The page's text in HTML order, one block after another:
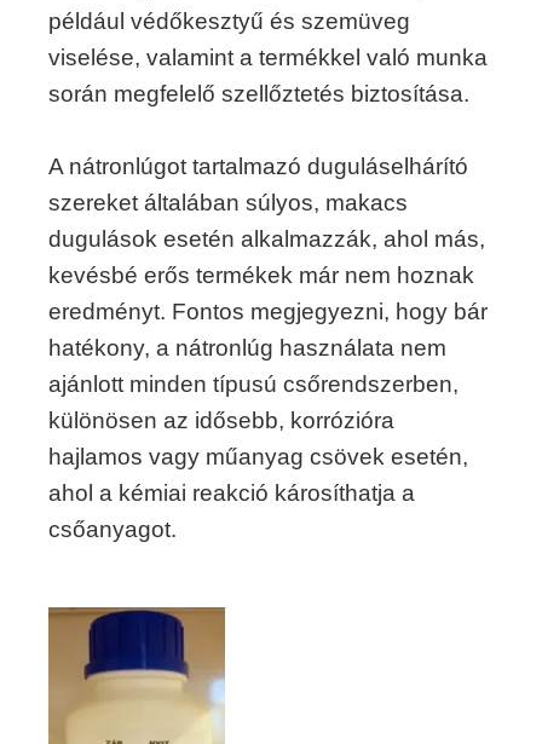
például védőkesztyű és szemüveg
viselése, valamint a termékkel való munka
során megfelelő szellőztetés biztosítása.
A nátronlúgot tartalmazó duguláselhárító
szereket általában súlyos, makacs
dugulások esetén alkalmazzák, ahol más,
kevésbé erős termékek már nem hoznak
eredményt. Fontos megjegyezni, hogy bár
hatékony, a nátronlúg használata nem
ajánlott minden típusú csőrendszerben,
különösen az idősebb, korrózióra
hajlamos vagy műanyag csövek esetén,
ahol a kémiai reakció károsíthatja a
csőanyagot.